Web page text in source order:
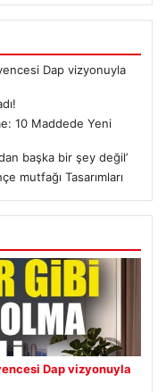
Dap vizyonuyla
10 Maddede Yeni
başka bir şey değil’
mutfağı Tasarımları
Dap vizyonuyla